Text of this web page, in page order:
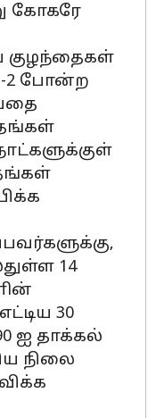
கோகரே
குழந்தைகள்
B-2 போன்ற
14
30
ஐ தாக்கல்
நிலை